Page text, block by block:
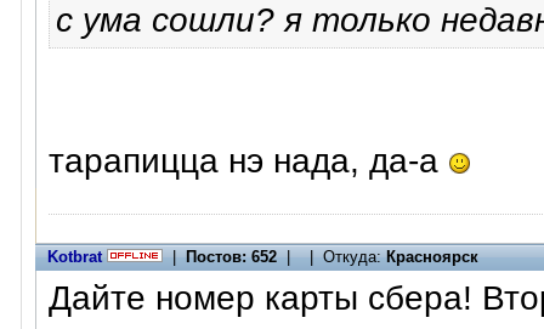
с ума сошли? я только
тарапицца нэ нада, да-а
Kotbrat |Постов: 652| | Откуда:Красноярск
Дайте номер карты сбера!